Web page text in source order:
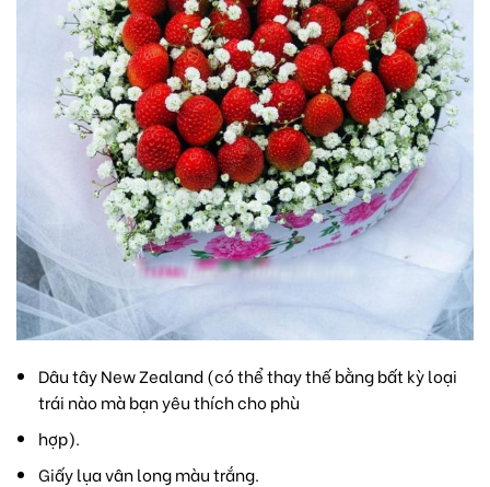
Dâu tây New Zealand (có thể thay thế bằng bất kỳ loại
trái nào mà bạn yêu thích cho phù
hợp).
Giấy lụa vân long màu trắng.